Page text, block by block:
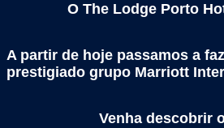
O The Lodge Porto
A partir de hoje passamos a
prestigiado grupo Marriott
Venha descobrir